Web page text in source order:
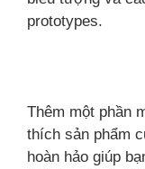
prototypes.
Thêm một phần
thích sản phẩm
hoàn hảo giúp